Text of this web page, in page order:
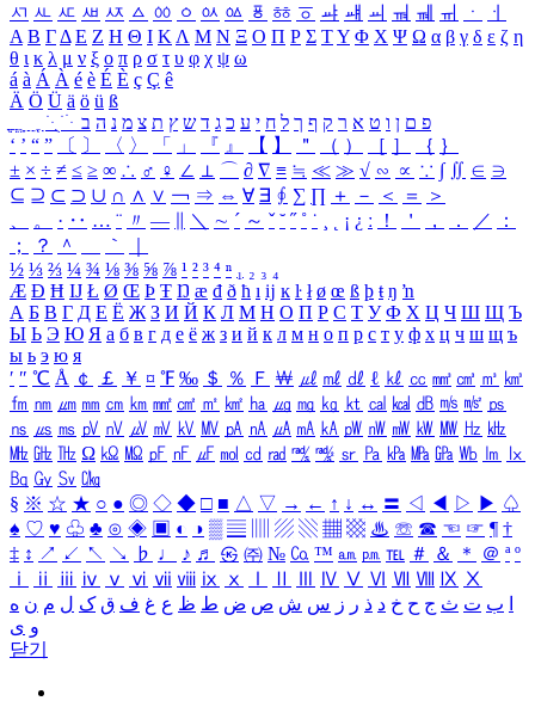
ㅺ ㅻ ㅼ ㅽ ㅾ ㅿ ㆀ ㆁ ㆂ ㆃ ㆄ ㆅ ㆆ ㆇ ㆈ ㆉ ㆊ ㆋ ㆌ ㆍ
ㆎ
Α Β ΓΔ Ε Ζ Η Θ Ι ΚΛ Μ Ν Ξ Ο Π Ρ Σ ΤΥ Φ Χ Ψ Ω α β γ δ ε ζ η
θ ι κ λ μ ν ξ ο π ρ σ τ υ φ χ ψ ω
á à Á À é è É È ç Ç ê
Ä Ö Ü ä ö ü ß
ִֶֹ ֻּ ׁׂ פ ם ן ו ט א ר ק ף ך ל ח י ע כ ג ד ש ץ ת צ מ נ ה ב
‘ ’ “ ” 〔 〕 〈 〉 「 」 『 』 【 】 ＂ （ ） ［ ］ ｛ ｝
± × ÷ ≠ ≤ ≥ ∞ ∴ ♂ ♀ ∠ ⊥ ⌒ ∂ ∇ ≡ ≒ ≪ ≫ √ ∽ ∝ ∵ ∫ ∬ ∈ ∋
⊆ ⊇ ⊂ ⊃ ∪ ∩ ∧ ∨ ￢ ⇒ ⇔ ∀ ∃ ∮ ∑ ∏ ＋ － ＜ ＝
＞
、
。 · ‥ … ¨ 〃 ― ＼ ∼ ´ ～ ˇ ˘ ˝ ˚ ˙ ¸ ¡ ¿ ː ！ ＇ ， ． ／
：
；
？ ＾ ｀
½ ⅓ ⅔ ¼ ¾ ⅛ ⅜ ⅝ ⅞ ¹ ² ³ ⁴ ⁿ ₁ ₂ ₃ ₄
Æ Ð Ħ Ĳ Ł Ø Œ Þ Ŧ Ŋ æ đ ð ħ ı ĳ ĸ ŀ ł ø œ ß þ ŧ ŋ ŉ
А Б В Г Д Е Ё Ж З И Й К Л М Н О П Р С Т У Ф Х Ц Ч Ш Щ Ъ
Ы Ь Э Ю Я а б в г д е ё ж з и й к л м н о п р с т у ф х ц ч ш щ ъ
ы ь э ю я
′ ″ ℃ Å ￠ ￡ ￥ ¤ ℉ ‰ ＄ ％ Ｆ ￦ ㎕ ㎖ ㎗ ℓ ㎘ ㏄ ㎣ ㎤ ㎥ ㎦
㎙ ㎚ ㎛ ㎜ ㎝ ㎞ ㎟ ㎠ ㎡ ㎢ ㏊ ㎍ ㎎ ㎏ ㏏ ㎈ ㎉ ㏈ ㎧ ㎨ ㎰
㎱ ㎲ ㎳ ㎴ ㎵ ㎶ ㎷ ㎸ ㎹ ㎀ ㎁ ㎂ ㎃ ㎄ ㎺ ㎻ ㎽ ㎾ ㎿ ㎐ ㎑
㎒ ㎓ ㎔ Ω ㏀ ㏁ ㎊ ㎋ ㎌ ㏖ ㏅ ㎭ ㎮ ㎯ ㏛ ㎩ ㎪ ㎫ ㎬ ㏝ ㏐
㏓
㏃ ㏉ ㏜ ㏆
§ ※ ☆ ★ ○ ● ◎ ◇ ◆ □ ■ △ ▽ → ← ↑ ↓ ↔ 〓 ◁ ◀ ▷ ▶ ♤
♠ ♡ ♥ ♧ ♣ ⊙ ◈ ▣ ◐ ◑ ▒ ▤ ▨ ▧ ▦ ▩ ♨ ☏ ☎ ☜ ☞ ¶ †
‡ ↕ ↗ ↙ ↖ ↘ ♭ ♩ ♪ ♬ ㉿ ㈜ № ㏇ ™ ㏂ ㏘ ℡ ＃ ＆ ＊ ＠ ª º
ⅰ
ⅱ ⅲ ⅳ ⅴ ⅵ ⅶ ⅷ ⅸ ⅹ Ⅳ Ⅴ Ⅵ Ⅶ Ⅷ Ⅸ Ⅹ
ب ت ث ج ح خ د ذ ر ز س ش ص ض ط ظ ع غ ف ق ک ل م ن ه
و ی
닫기